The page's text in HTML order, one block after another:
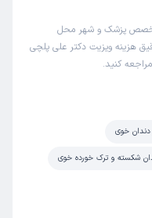
تخصص پزشک و شهر محل
هزینه ویزیت دکتر علی پلچی
کنید.
خوی
شکسته و ترک خورده خوی